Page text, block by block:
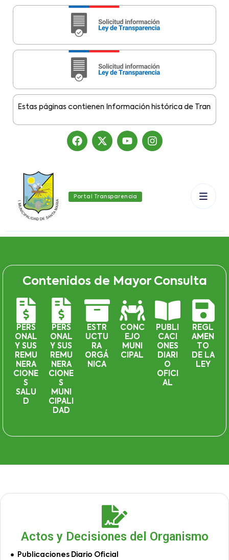
Estas páginas contienen Información histórica de
Portal Transparencia
Contenidos de Mayor Consulta
PERS
ONAL
Y SUS
REMU
NERA
CIONE
S
SALU
D
PERS
ONAL
Y SUS
REMU
NERA
CIONE
S
MUNI
CIPALI
DAD
ESTR
UCTU
RA
ORGÁ
NICA
CONC
EJO
MUNI
CIPAL
PUBLI
CACI
ONES
DIARI
O
OFICI
AL
REGL
AMEN
TO
DE LA
LEY
Actos y Decisiones del Organismo
Publicaciones Diario Oficial